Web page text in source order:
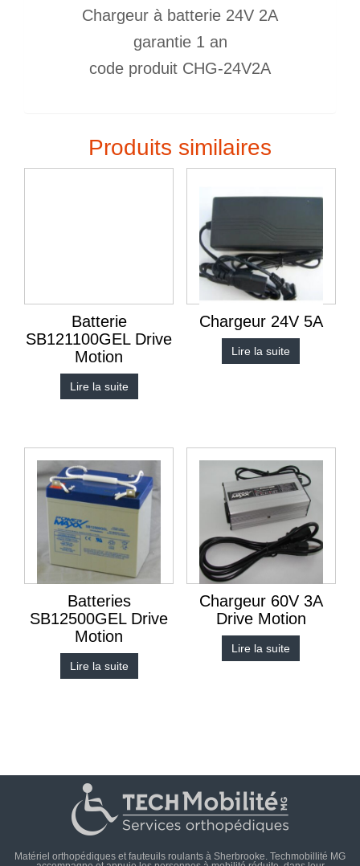
Chargeur à batterie 24V 2A
garantie 1 an
code produit CHG-24V2A
Produits similaires
Batterie
SB121100GEL Drive
Motion
Lire la suite
Chargeur 24V 5A
Lire la suite
Batteries
SB12500GEL Drive
Motion
Lire la suite
Chargeur 60V 3A
Drive Motion
Lire la suite
Matériel orthopédiques et fauteuils roulants à Sherbrooke. Techmobillité MG